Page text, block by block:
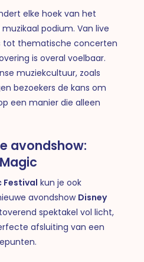
elke hoek van het
podium. Van live
tot thematische concerten
is overal voelbaar.
muziekcultuur, zoals
bezoekers de kans om
een manier die alleen
avondshow:
Festival kun je ook
avondshow Disney
spektakel vol licht,
afsluiting van een